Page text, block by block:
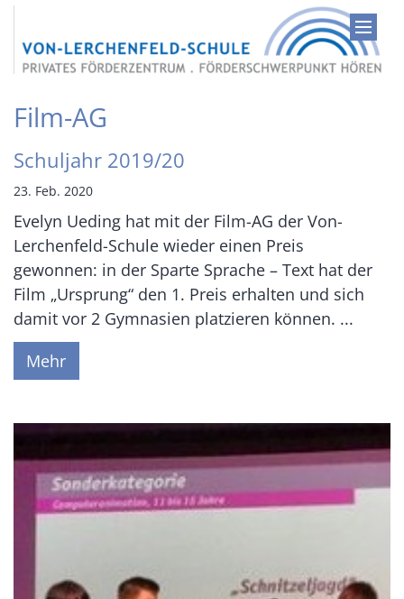
Zum Inhalt springen
Film-AG
Schuljahr 2019/20
23. Feb. 2020
Evelyn Ueding hat mit der Film-AG der Von-
Lerchenfeld-Schule wieder einen Preis
gewonnen: in der Sparte Sprache – Text hat der
Film „Ursprung“ den 1. Preis erhalten und sich
damit vor 2 Gymnasien platzieren können. ...
Mehr